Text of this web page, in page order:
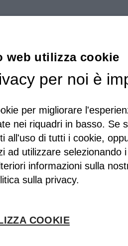
web utilizza cookie
per noi è
per migliorare
nei riquadri in basso. Se
all'uso di tutti i cookie,
ad utilizzare selezionando
informazioni sulla
sulla privacy.
COOKIE